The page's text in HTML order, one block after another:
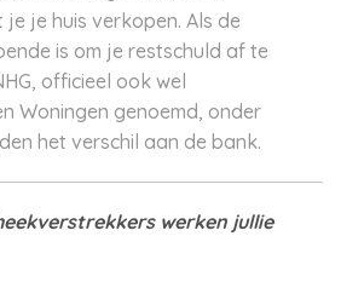
je huis verkopen. Als de
is om je restschuld af te
officieel ook wel
Woningen genoemd, onder
het verschil aan de bank.
werken jullie